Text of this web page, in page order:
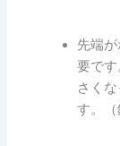
先端
要で
さく
す。（